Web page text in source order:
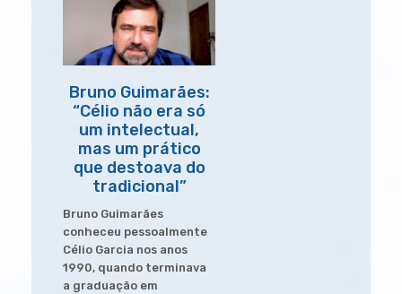
Bruno Guimarães:
“Célio não era só
um intelectual,
mas um prático
que destoava do
tradicional”
Bruno Guimarães
conheceu pessoalmente
Célio Garcia nos anos
1990, quando terminava
a graduação em